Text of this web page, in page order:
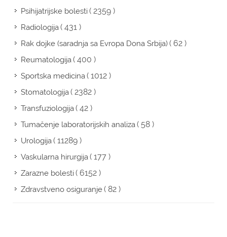
Psihijatrijske bolesti( 2359 )
Radiologija( 431 )
Rak dojke (saradnja sa Evropa Dona Srbija)( 62 )
Reumatologija( 400 )
Sportska medicina( 1012 )
Stomatologija( 2382 )
Transfuziologija( 42 )
Tumačenje laboratorijskih analiza( 58 )
Urologija( 11289 )
Vaskularna hirurgija( 177 )
Zarazne bolesti( 6152 )
Zdravstveno osiguranje( 82 )